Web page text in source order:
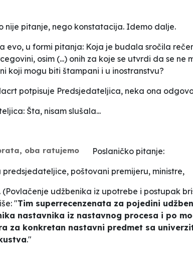
nije pitanje, nego konstatacija. Idemo dalje.
evo, u formi pitanja: Koja je budala sročila
osim (...) onih za koje se utvrdi da se ne
koji mogu biti štampani i u inostranstvu?
potpisuje Predsjedateljica, neka ona
Šta, nisam slušala...
oba ratujemo
Poslaničko pitanje:
predsjedateljice, poštovani premijeru, ministre,
(Povlačenje udžbenika iz upotrebe i postupak
"Tim superrecenzenata za pojedini
nastavnika iz nastavnog procesa i po
za konkretan nastavni predmet sa
."